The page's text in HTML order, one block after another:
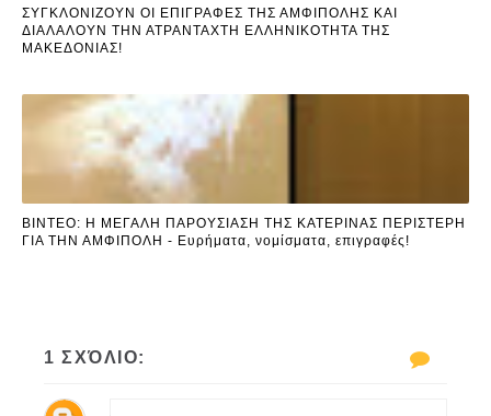
ΣΥΓΚΛΟΝΙΖΟΥΝ ΟΙ ΕΠΙΓΡΑΦΕΣ ΤΗΣ ΑΜΦΙΠΟΛΗΣ ΚΑΙ
ΔΙΑΛΑΛΟΥΝ ΤΗΝ ΑΤΡΑΝΤΑΧΤΗ ΕΛΛΗΝΙΚΟΤΗΤΑ ΤΗΣ
ΜΑΚΕΔΟΝΙΑΣ!
ΒΙΝΤΕΟ: Η ΜΕΓΑΛΗ ΠΑΡΟΥΣΙΑΣΗ ΤΗΣ ΚΑΤΕΡΙΝΑΣ ΠΕΡΙΣΤΕΡΗ
ΓΙΑ ΤΗΝ ΑΜΦΙΠΟΛΗ - Ευρήματα, νομίσματα, επιγραφές!
1 ΣΧΌΛΙΟ: